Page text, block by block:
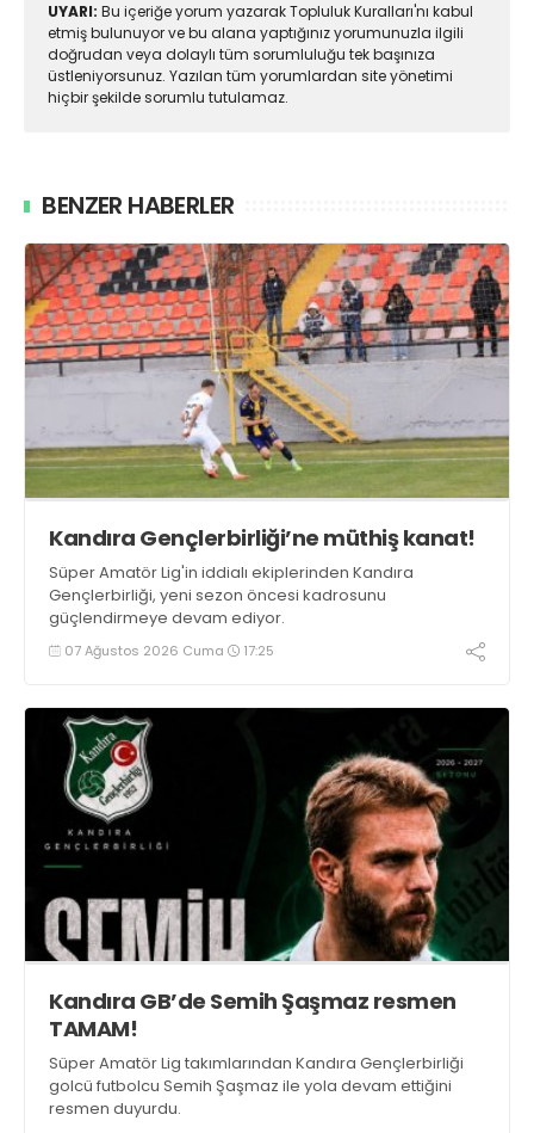
UYARI: Bu içeriğe yorum yazarak Topluluk Kuralları'nı kabul
etmiş bulunuyor ve bu alana yaptığınız yorumunuzla ilgili
doğrudan veya dolaylı tüm sorumluluğu tek başınıza
üstleniyorsunuz. Yazılan tüm yorumlardan site yönetimi
hiçbir şekilde sorumlu tutulamaz.
BENZER HABERLER
Kandıra Gençlerbirliği’ne müthiş kanat!
Süper Amatör Lig'in iddialı ekiplerinden Kandıra
Gençlerbirliği, yeni sezon öncesi kadrosunu
güçlendirmeye devam ediyor.
07 Ağustos 2026 Cuma 17:25
Kandıra GB’de Semih Şaşmaz resmen
TAMAM!
Süper Amatör Lig takımlarından Kandıra Gençlerbirliği
golcü futbolcu Semih Şaşmaz ile yola devam ettiğini
resmen duyurdu.